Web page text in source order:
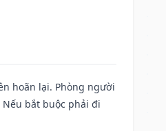
hoãn lại. Phòng người
bắt buộc phải đi